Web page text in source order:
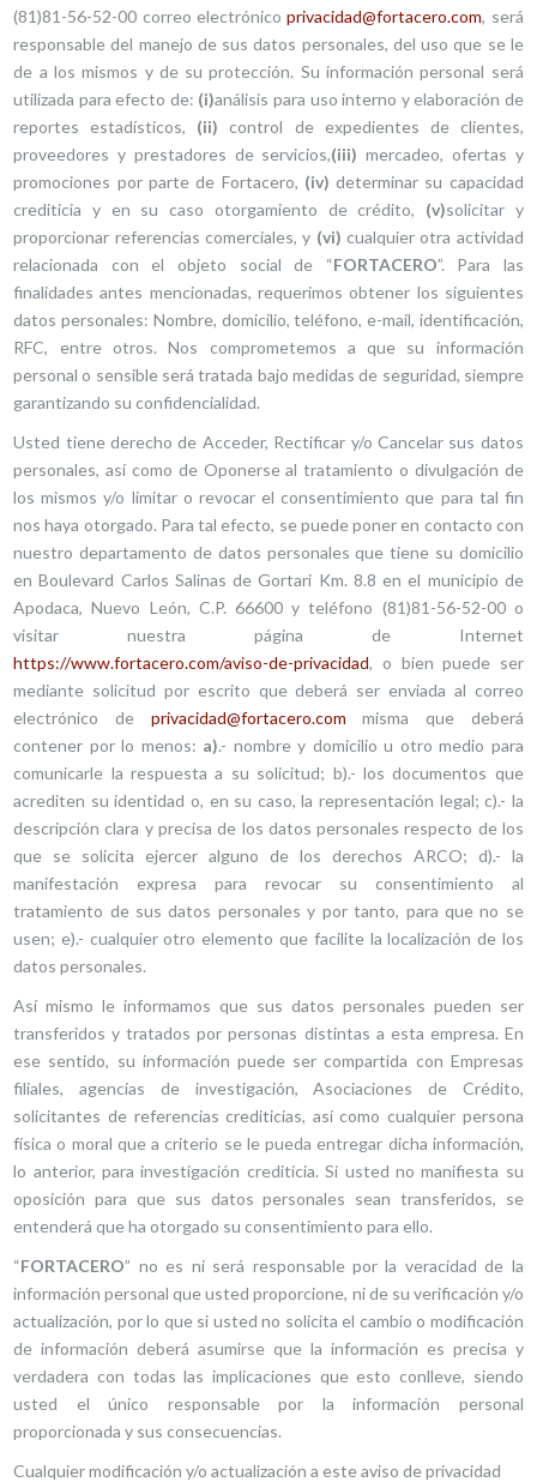
(81)81-56-52-00 correo electrónicoprivacidad@fortacero.com, será
responsable del manejo de sus datos personales, del uso que se le
de a los mismos y de su protección. Su información personal será
utilizada para efecto de: (i)análisis para uso interno y elaboración de
reportes estadísticos, (ii) control de expedientes de clientes,
proveedores y prestadores de servicios,(iii) mercadeo, ofertas y
promociones por parte de Fortacero, (iv) determinar su capacidad
crediticia y en su caso otorgamiento de crédito, (v)solicitar y
proporcionar referencias comerciales, y (vi) cualquier otra actividad
relacionada con el objeto social de “FORTACERO”. Para las
finalidades antes mencionadas, requerimos obtener los siguientes
datos personales: Nombre, domicilio, teléfono, e-mail, identificación,
RFC, entre otros. Nos comprometemos a que su información
personal o sensible será tratada bajo medidas de seguridad, siempre
garantizando su confidencialidad.
Usted tiene derecho de Acceder, Rectificar y/o Cancelar sus datos
personales, así como de Oponerse al tratamiento o divulgación de
los mismos y/o limitar o revocar el consentimiento que para tal fin
nos haya otorgado. Para tal efecto, se puede poner en contacto con
nuestro departamento de datos personales que tiene su domicilio
en Boulevard Carlos Salinas de Gortari Km. 8.8 en el municipio de
Apodaca, Nuevo León, C.P. 66600 y teléfono (81)81-56-52-00 o
visitar nuestra página de Internet
https://www.fortacero.com/aviso-de-privacidad, o bien puede ser
mediante solicitud por escrito que deberá ser enviada al correo
electrónico de privacidad@fortacero.com misma que deberá
contener por lo menos: a).- nombre y domicilio u otro medio para
comunicarle la respuesta a su solicitud; b).- los documentos que
acrediten su identidad o, en su caso, la representación legal; c).- la
descripción clara y precisa de los datos personales respecto de los
que se solicita ejercer alguno de los derechos ARCO; d).- la
manifestación expresa para revocar su consentimiento al
tratamiento de sus datos personales y por tanto, para que no se
usen; e).- cualquier otro elemento que facilite la localización de los
datos personales.
Así mismo le informamos que sus datos personales pueden ser
transferidos y tratados por personas distintas a esta empresa. En
ese sentido, su información puede ser compartida con Empresas
filiales, agencias de investigación, Asociaciones de Crédito,
solicitantes de referencias crediticias, así como cualquier persona
física o moral que a criterio se le pueda entregar dicha información,
lo anterior, para investigación crediticia. Si usted no manifiesta su
oposición para que sus datos personales sean transferidos, se
entenderá que ha otorgado su consentimiento para ello.
“FORTACERO” no es ni será responsable por la veracidad de la
información personal que usted proporcione, ni de su verificación y/o
actualización, por lo que si usted no solicita el cambio o modificación
de información deberá asumirse que la información es precisa y
verdadera con todas las implicaciones que esto conlleve, siendo
usted el único responsable por la información personal
proporcionada y sus consecuencias.
Cualquier modificación y/o actualización a este aviso de privacidad